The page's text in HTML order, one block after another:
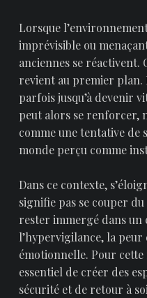
Lorsque
imprévisible ou
anciennes se réactivent.
revient au premier plan.
parfois jusqu’à devenir
peut alors se renforcer,
comme une tentative de
monde perçu comme
Dans ce contexte,
signifie pas se couper
rester immergé dans
l’hypervigilance, la
émotionnelle. Pour
essentiel de créer des
sécurité et de retour à